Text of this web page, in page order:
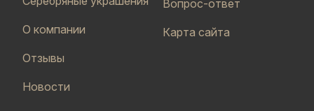
О компании
Отзывы
Новости
Вопрос-ответ
Карта сайта